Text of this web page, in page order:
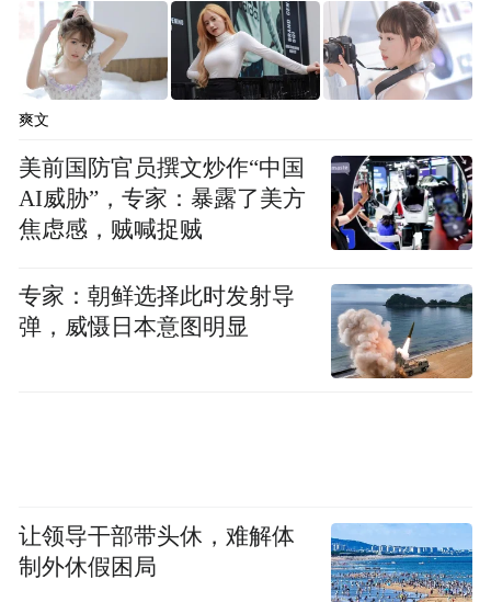
爽文
美前国防官员撰文炒作“中国
AI威胁”，专家：暴露了美方
焦虑感，贼喊捉贼
专家：朝鲜选择此时发射导
弹，威慑日本意图明显
让领导干部带头休，难解体
制外休假困局